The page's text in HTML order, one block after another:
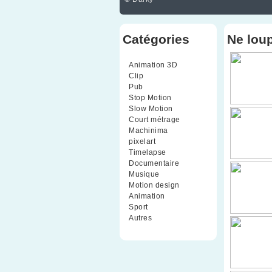
Catégories
Animation 3D
Clip
Pub
Stop Motion
Slow Motion
Court métrage
Machinima
pixelart(10)
Timelapse
Documentaire
Musique
Motion design
Animation
Sport(2)
Autres
Ne